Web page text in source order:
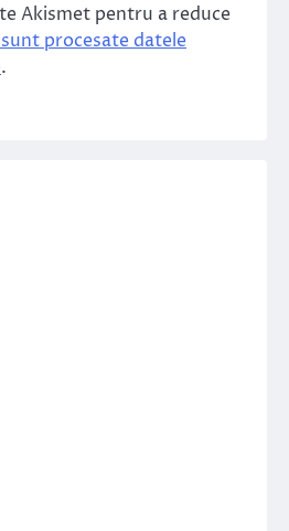
Akismet pentru a reduce
procesate datele
.